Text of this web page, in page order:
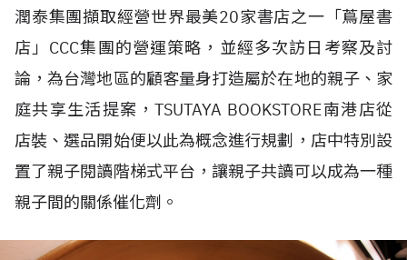
潤泰集團擷取經營世界最美20家書店之一「蔦屋書
店」CCC集團的營運策略，並經多次訪日考察及討
論，為台灣地區的顧客量身打造屬於在地的親子、家
庭共享生活提案，TSUTAYA BOOKSTORE南港店從
店裝、選品開始便以此為概念進行規劃，店中特別設
置了親子閱讀階梯式平台，讓親子共讀可以成為一種
親子間的關係催化劑。